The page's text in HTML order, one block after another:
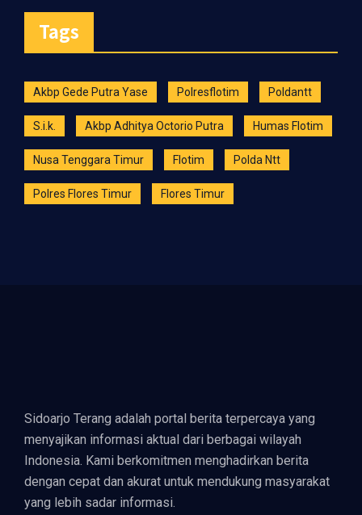
Tags
Akbp Gede Putra Yase Polresflotim Poldantt
S.i.k. Akbp Adhitya Octorio Putra Humas Flotim
Nusa Tenggara Timur Flotim Polda Ntt
Polres Flores Timur Flores Timur
Sidoarjo Terang adalah portal berita terpercaya yang
menyajikan informasi aktual dari berbagai wilayah
Indonesia. Kami berkomitmen menghadirkan berita
dengan cepat dan akurat untuk mendukung masyarakat
yang lebih sadar informasi.